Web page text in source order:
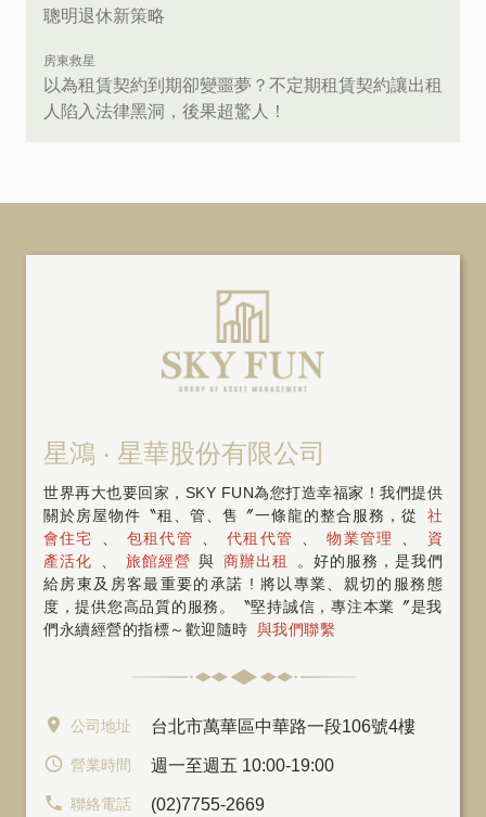
聰明退休新策略
房東救星
以為租賃契約到期卻變噩夢？不定期租賃契約讓出租
人陷入法律黑洞，後果超驚人！
星鴻 ‧ 星華股份有限公司
世界再大也要回家，SKY FUN為您打造幸福家！我們提供
關於房屋物件〝租、管、售〞一條龍的整合服務，從
社
會住宅
包租代管 代租代管 物業管理
資
產活化
旅館經營 與 商辦出租
。好的服務，是我們
給房東及房客最重要的承諾 ! 將以專業、親切的服務態
度，提供您高品質的服務。〝堅持誠信，專注本業〞是我
們永續經營的指標～歡迎隨時 與我們聯繫
公司地址 台北市萬華區中華路一段106號4樓
營業時間 週一至週五 10:00-19:00
聯絡電話 (02)7755-2669